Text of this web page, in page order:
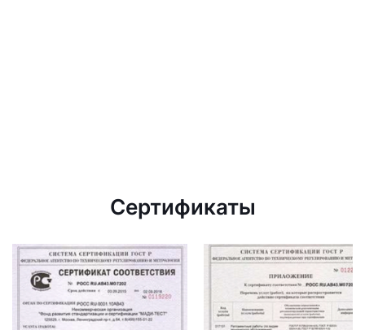
Сертификаты